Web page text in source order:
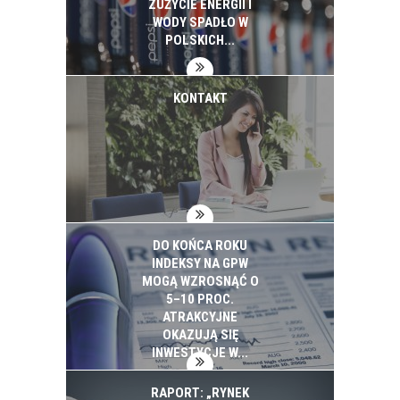
ZŁ. ZAPOWIADA
KOLEJNE
INWESTYCJE
ZUŻYCIE ENERGII I
WODY SPADŁO W
POLSKICH...
KONTAKT
DO KOŃCA ROKU
INDEKSY NA GPW
MOGĄ WZROSNĄĆ O
5–10 PROC.
ATRAKCYJNE
OKAZUJĄ SIĘ
INWESTYCJE W...
RAPORT: „RYNEK